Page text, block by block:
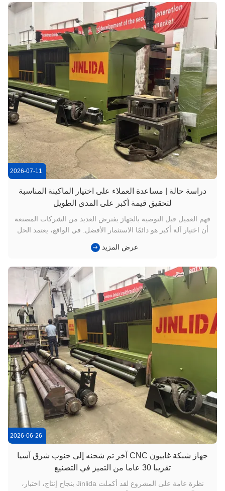
2026-07-11
دراسة حالة | مساعدة العملاء على اختيار الماكينة المناسبة
لتحقيق قيمة أكبر على المدى الطويل
فهم العميل قبل التوصية بالجهاز يفترض العديد من الشركات المصنعة
أن اختيار آلة أكبر هو دائمًا الاستثمار الأفضل. في الواقع، يعتمد الحل
عرض المزيد
2026-06-26
جهاز شبكة غابيون CNC آخر تم شحنه إلى جنوب شرق آسيا
تقريبا 30 عاما من التميز في التصنيع
نظرة عامة على المشروع لقد أكملت Jinlida بنجاح إنتاج، اختبار،